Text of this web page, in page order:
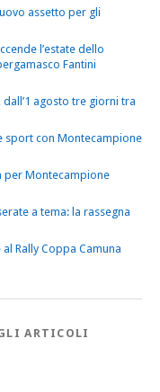
assetto per gli
l’estate dello
Fantini
agosto tre giorni tra
sport con Montecampione
per Montecampione
a tema: la rassegna
Rally Coppa Camuna
ARTICOLI